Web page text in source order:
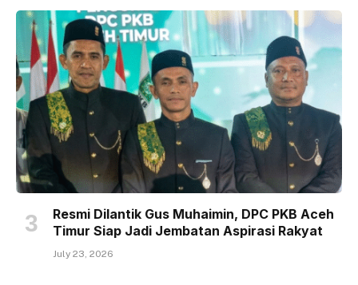
Resmi Dilantik Gus Muhaimin, DPC PKB Aceh
Timur Siap Jadi Jembatan Aspirasi Rakyat
July 23, 2026